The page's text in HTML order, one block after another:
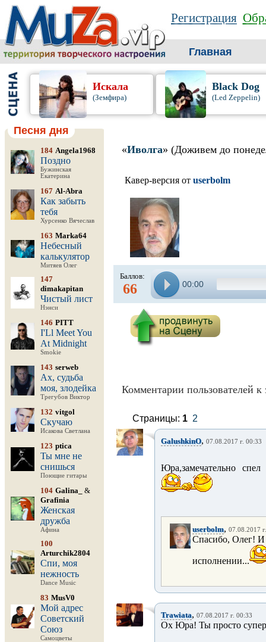
Регистрация
Главная
Искала
(Земфира)
Black Dog
(Led Zeppelin)
Песня дня
184 Angela1968
Поздно
Бужинская
Екатерина
167 Al-Abra
Как забыть
тебя
Хурсенко Вячеслав
163 Marka64
Небесный
калькулятор
Митяев Олег
147
dimakapitan
Чистый лист
Нэнси
146 PITT
I'Ll Meet You
At Midnight
Smokie
143 serweb
Ах, судьба
моя, злодейка
Трегубов Виктор
132 vitgol
Скучаю
Исакова Светлана
123 ptica
Ты мне не
снишься
Поющие гитары
104 Galina_
&
Grafinia
Женская
дружба
Афина
100
Arturchik2804
Спи, моя
нежность
Dance Music
83 MusV0
Мой адрес
Советский
Союз
Самоцветы
«Иволга» (Доживем до
Кавер-версия от userbolm
Баллов:
66 00:00
Комментарии пользователей к
Страницы: 1 2
GalushkinO, 07.08.2017 г. 00:33
Юра,замечательно
userbolm, 07.08.2017
Спасибо, Олег! И
исполнении...
Trawiata, 07.08.2017 г. 00:33
Ох Юра! Ты просто